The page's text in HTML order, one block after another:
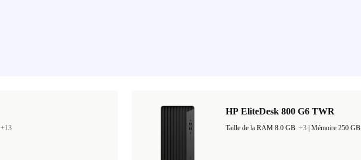
+13
HP EliteDesk 800 G6 TWR
Taille de la RAM 8.0 GB +3 Mémoire 250 GB